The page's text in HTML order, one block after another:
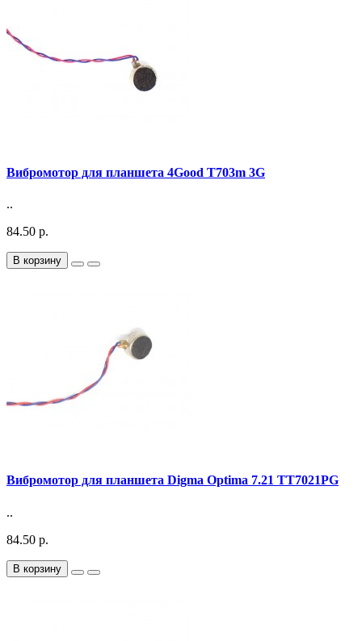
Вибромотор для планшета 4Good T703m 3G
..
84.50 р.
В корзину
Вибромотор для планшета Digma Optima 7.21 TT7021PG
..
84.50 р.
В корзину